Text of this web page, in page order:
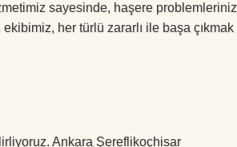
sayesinde, haşere problemleriniz
her türlü zararlı ile başa çıkmak
Ankara Şereflikoçhisar